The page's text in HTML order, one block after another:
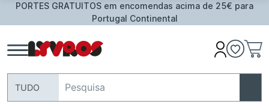
PORTES GRATUITOS em encomendas acima de 25€ para
Portugal Continental
TUDO